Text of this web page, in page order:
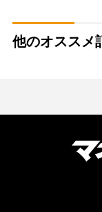
他のオススメ